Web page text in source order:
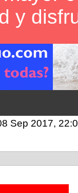
y
Sep 2017,